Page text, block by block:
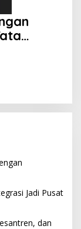
Jadi Pusat
dan